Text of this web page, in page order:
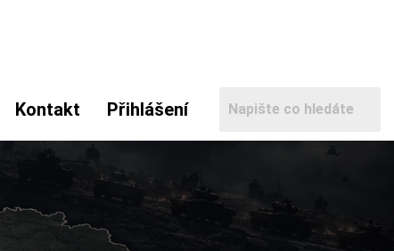
Kontakt Přihlášení